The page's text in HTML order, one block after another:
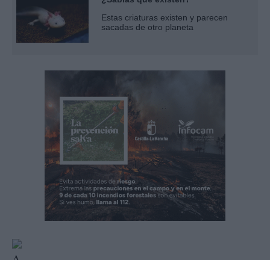
Estas criaturas existen y parecen
sacadas de otro planeta